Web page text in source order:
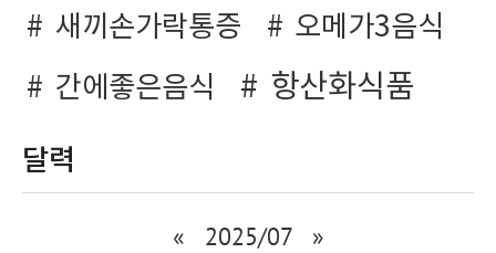
새끼손가락통증
오메가3음식
간에좋은음식
항산화식품
달력
« 2025/07 »